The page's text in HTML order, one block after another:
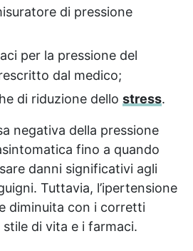
di pressione
per la pressione del
dal medico;
di riduzione dello stress.
negativa della pressione
fino a quando
danni significativi agli
Tuttavia, l’ipertensione
diminuita con i corretti
di vita e i farmaci.